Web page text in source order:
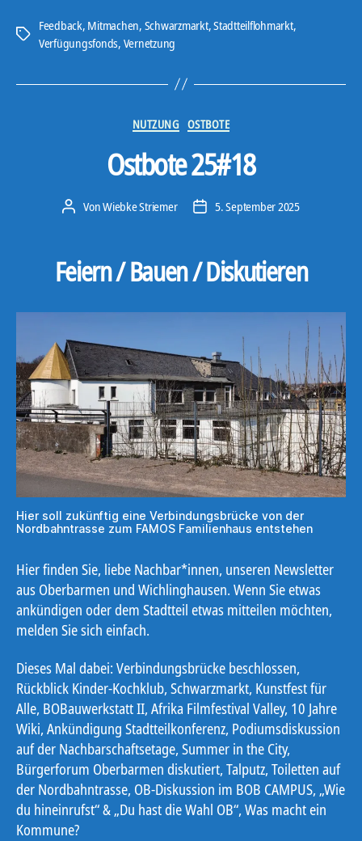
Schlagwörter
Feedback, Mitmachen, Schwarzmarkt,Stadtteilflohmarkt,
Verfügungsfonds, Vernetzung
Kategorien
NUTZUNG OSTBOTE
Ostbote 25#18
Beitragsautor
VonWiebke Striemer Veröffentlichungsdatum
5. September 2025
Feiern / Bauen / Diskutieren
Hier soll zukünftig eine Verbindungsbrücke von der
Nordbahntrasse zum FAMOS Familienhaus entstehen
Hier finden Sie, liebe Nachbar*innen, unseren Newsletter
aus Oberbarmen und Wichlinghausen. Wenn Sie etwas
ankündigen oder dem Stadtteil etwas mitteilen möchten,
melden Sie sich einfach.
Dieses Mal dabei: Verbindungsbrücke beschlossen,
Rückblick Kinder-Kochklub, Schwarzmarkt, Kunstfest für
Alle, BOBauwerkstatt II, Afrika Filmfestival Valley, 10 Jahre
Wiki, Ankündigung Stadtteilkonferenz, Podiumsdiskussion
auf der Nachbarschaftsetage, Summer in the City,
Bürgerforum Oberbarmen diskutiert, Talputz, Toiletten auf
der Nordbahntrasse, OB-Diskussion im BOB CAMPUS, „Wie
du hineinrufst“ & „Du hast die Wahl OB“, Was macht ein
Kommune?